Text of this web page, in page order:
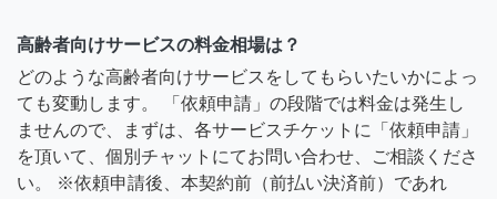
高齢者向けサービスの料金相場は？
どのような高齢者向けサービスをしてもらいたいかによっ
ても変動します。 「依頼申請」の段階では料金は発生し
ませんので、まずは、各サービスチケットに「依頼申請」
を頂いて、個別チャットにてお問い合わせ、ご相談くださ
い。 ※依頼申請後、本契約前（前払い決済前）であれ